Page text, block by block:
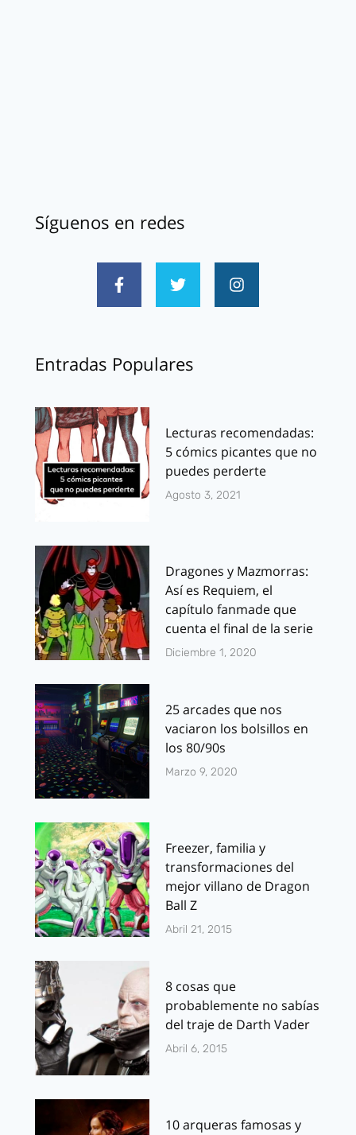
Síguenos en redes
Entradas Populares
Lecturas recomendadas:
5 cómics picantes que no
puedes perderte
Agosto 3, 2021
Dragones y Mazmorras:
Así es Requiem, el
capítulo fanmade que
cuenta el final de la serie
Diciembre 1, 2020
25 arcades que nos
vaciaron los bolsillos en
los 80/90s
Marzo 9, 2020
Freezer, familia y
transformaciones del
mejor villano de Dragon
Ball Z
Abril 21, 2015
8 cosas que
probablemente no sabías
del traje de Darth Vader
Abril 6, 2015
10 arqueras famosas y